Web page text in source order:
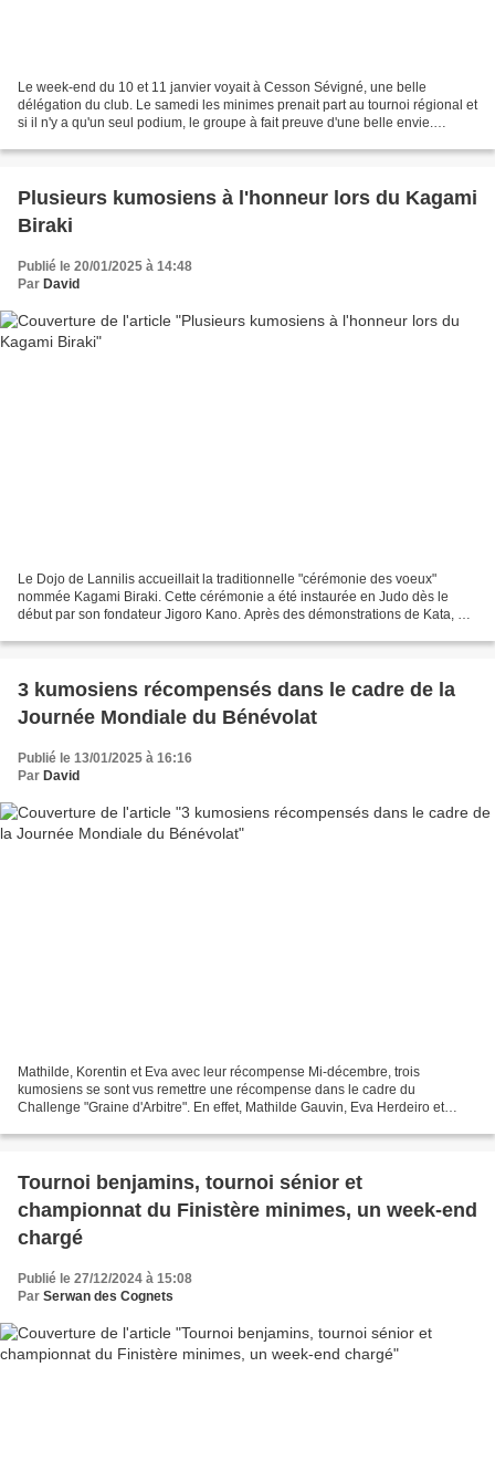
Le week-end du 10 et 11 janvier voyait à Cesson Sévigné, une belle
délégation du club. Le samedi les minimes prenait part au tournoi régional et
si il n'y a qu'un seul podium, le groupe à fait preuve d'une belle envie.
Plusieurs kumosiens à l'honneur lors du Kagami
Biraki
Publié le 20/01/2025 à 14:48
Par David
Le Dojo de Lannilis accueillait la traditionnelle "cérémonie des voeux"
nommée Kagami Biraki. Cette cérémonie a été instaurée en Judo dès le
début par son fondateur Jigoro Kano. Après des démonstrations de Kata, de
3 kumosiens récompensés dans le cadre de la
Journée Mondiale du Bénévolat
Publié le 13/01/2025 à 16:16
Par David
Mathilde, Korentin et Eva avec leur récompense Mi-décembre, trois
kumosiens se sont vus remettre une récompense dans le cadre du
Challenge "Graine d'Arbitre". En effet, Mathilde Gauvin, Eva Herdeiro et
Tournoi benjamins, tournoi sénior et
championnat du Finistère minimes, un week-end
chargé
Publié le 27/12/2024 à 15:08
Par Serwan des Cognets